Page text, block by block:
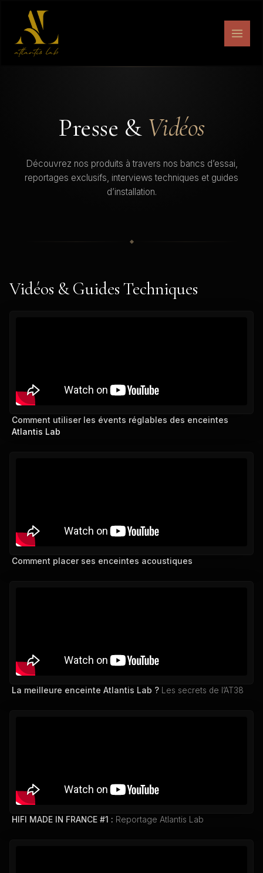
contenu
Presse & Vidéos
Découvrez nos produits à travers nos bancs d’essai,
reportages exclusifs, interviews techniques et guides
d’installation.
Vidéos & Guides Techniques
Comment utiliser les évents réglables des enceintes
Atlantis Lab
Comment placer ses enceintes acoustiques
La meilleure enceinte Atlantis Lab ? Les secrets de l’AT38
HIFI MADE IN FRANCE #1 : Reportage Atlantis Lab